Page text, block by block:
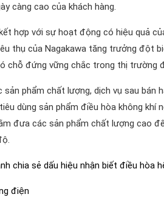
càng cao của khách hàng.
hợp với sự hoạt động có hiệu quả
thụ của Nagakawa tăng trưởng đột
chỗ đứng vững chắc trong thị trường
sản phẩm chất lượng, dịch vụ sau
dùng sản phẩm điều hòa không
đưa các sản phẩm chất lượng cao
chia sẻ dấu hiệu nhận biết điều hòa
điện